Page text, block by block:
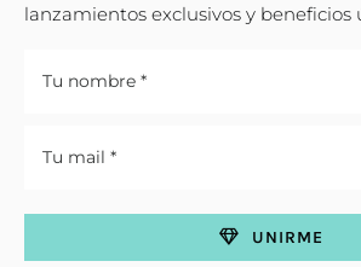
lanzamientos exclusivos y beneficios
UNIRME